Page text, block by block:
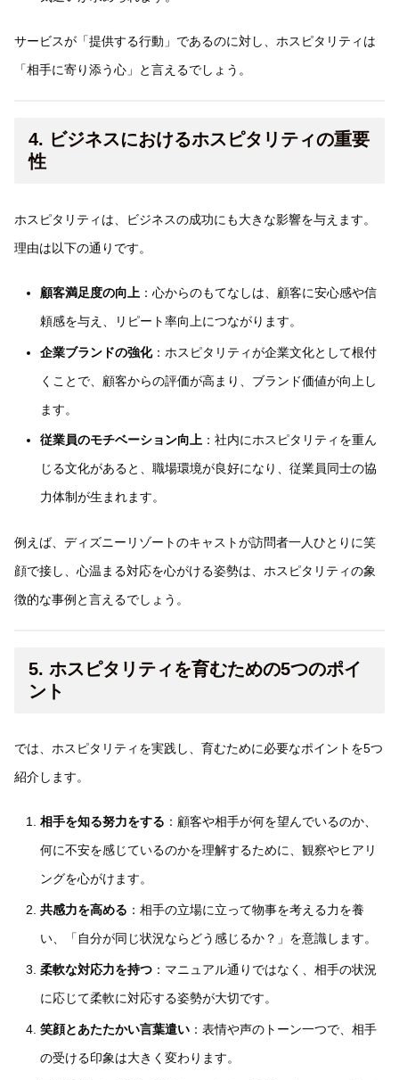
サービスが「提供する行動」であるのに対し、ホスピタリティは
「相手に寄り添う心」と言えるでしょう。
4. ビジネスにおけるホスピタリティの重要
性
ホスピタリティは、ビジネスの成功にも大きな影響を与えます。
理由は以下の通りです。
顧客満足度の向上 ：心からのもてなしは、顧客に安心感や信
頼感を与え、リピート率向上につながります。
企業ブランドの強化：ホスピタリティが企業文化として根付
くことで、顧客からの評価が高まり、ブランド価値が向上し
ます。
従業員のモチベーション向上：社内にホスピタリティを重ん
じる文化があると、職場環境が良好になり、従業員同士の協
力体制が生まれます。
例えば、ディズニーリゾートのキャストが訪問者一人ひとりに笑
顔で接し、心温まる対応を心がける姿勢は、ホスピタリティの象
徴的な事例と言えるでしょう。
5. ホスピタリティを育むための5つのポイ
ント
では、ホスピタリティを実践し、育むために必要なポイントを5つ
紹介します。
相手を知る努力をする ：顧客や相手が何を望んでいるのか、
何に不安を感じているのかを理解するために、観察やヒアリ
ングを心がけます。
共感力を高める ：相手の立場に立って物事を考える力を養
い、「自分が同じ状況ならどう感じるか？」を意識します。
柔軟な対応力を持つ：マニュアル通りではなく、相手の状況
に応じて柔軟に対応する姿勢が大切です。
笑顔とあたたかい言葉遣い：表情や声のトーン一つで、相手
の受ける印象は大きく変わります。